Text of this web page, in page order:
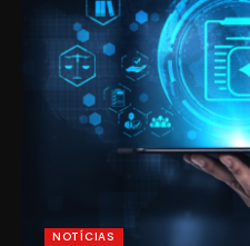
NOTÍCIAS